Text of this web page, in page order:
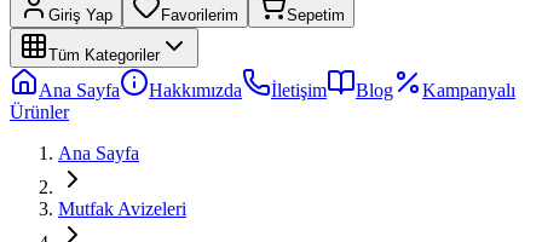
Giriş Yap Favorilerim Sepetim
Tüm Kategoriler
Ana Sayfa Hakkımızda İletişim Blog
Kampanyalı
Ürünler
Ana Sayfa
Mutfak Avizeleri